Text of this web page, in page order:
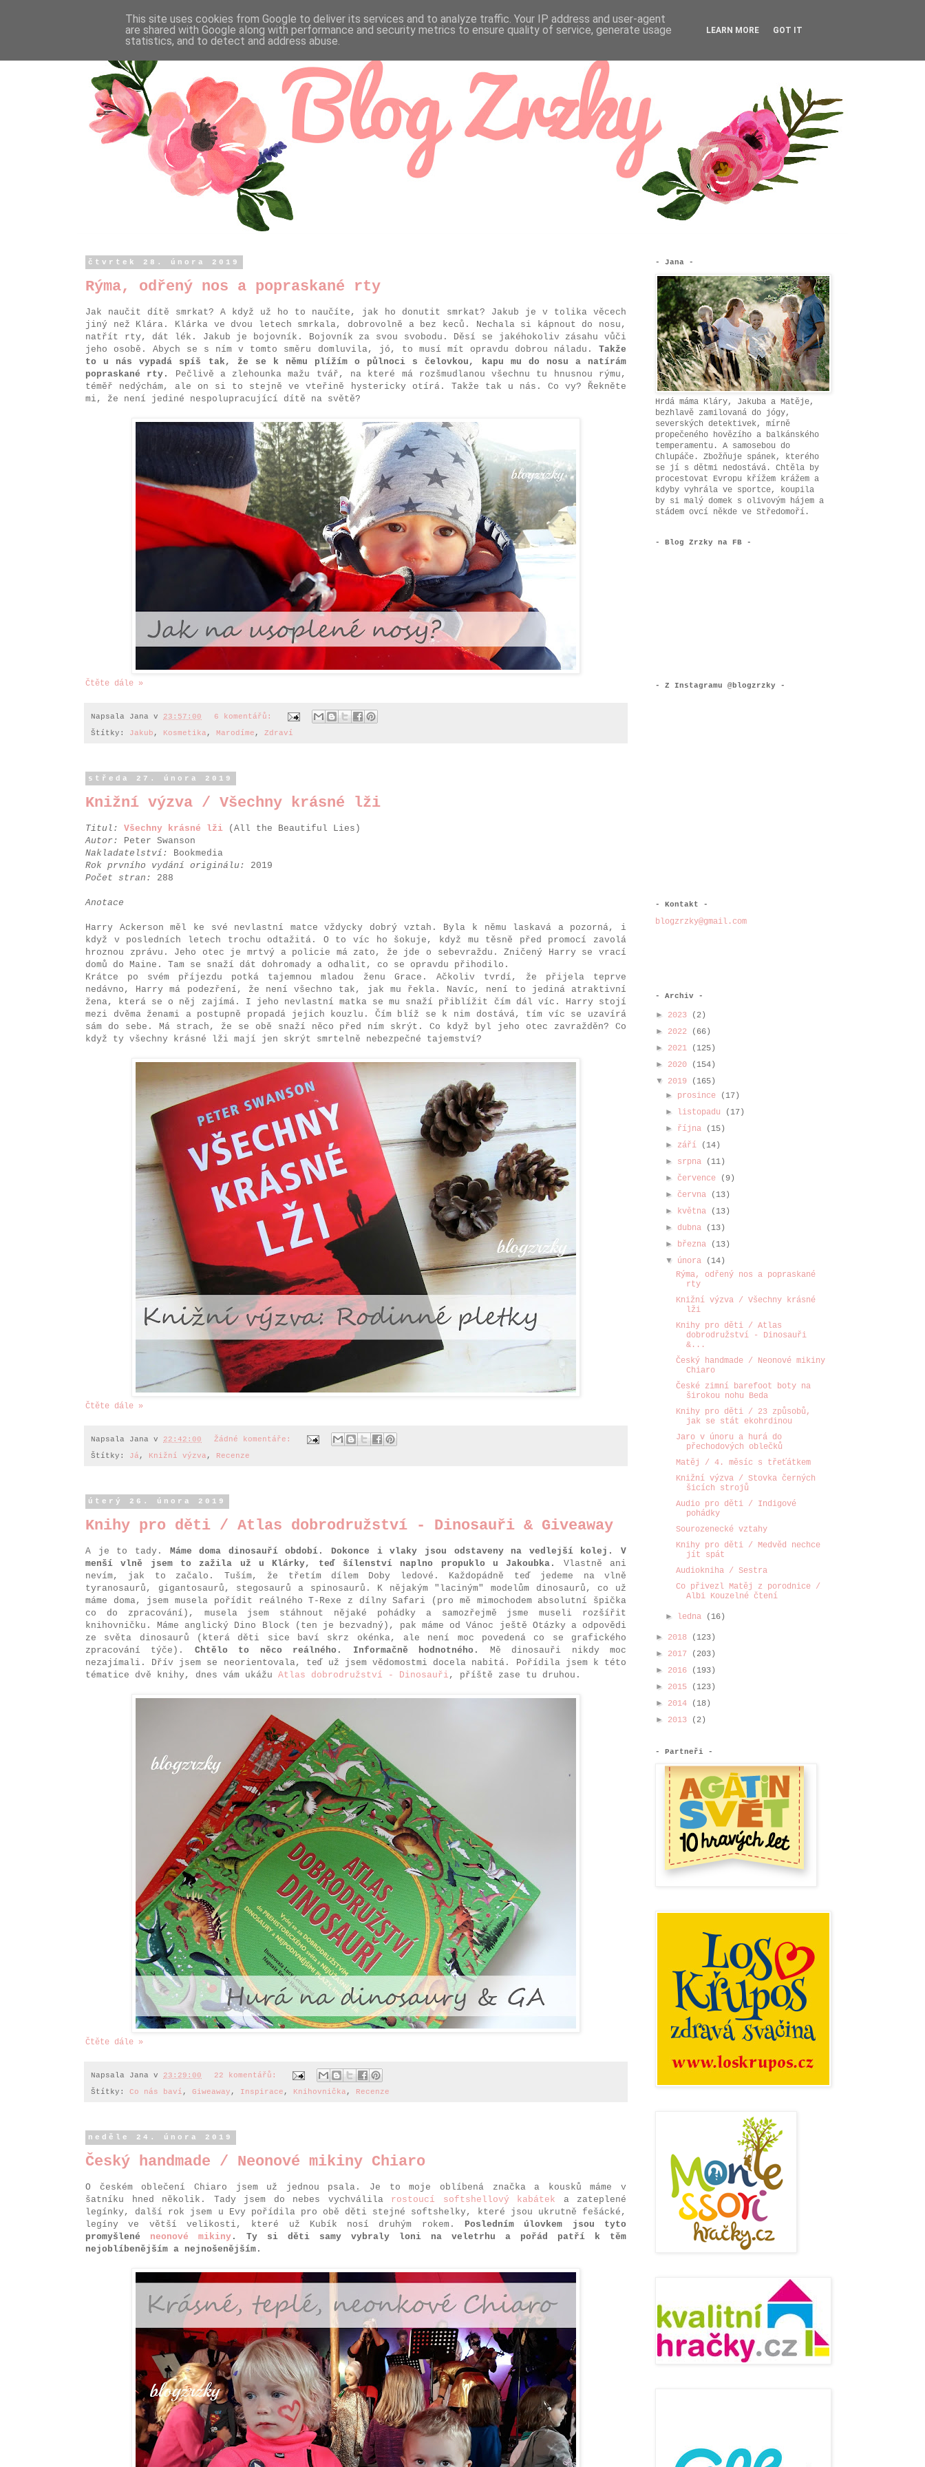
čtvrtek 28. února 2019
Rýma, odřený nos a popraskané rty
Jak naučit dítě smrkat? A když už ho to naučíte, jak ho donutit smrkat? Jakub je v tolika věcech
jiný než Klára. Klárka ve dvou letech smrkala, dobrovolně a bez keců. Nechala si kápnout do nosu,
natřít rty, dát lék. Jakub je bojovník. Bojovník za svou svobodu. Děsí se jakéhokoliv zásahu vůči
jeho osobě. Abych se s ním v tomto směru domluvila, jó, to musí mít opravdu dobrou náladu. Takže
to u nás vypadá spíš tak, že se k němu plížím o půlnoci s čelovkou, kapu mu do nosu a natírám
popraskané rty.
Pečlivě a zlehounka mažu tvář, na které má rozšmudlanou všechnu tu hnusnou rýmu,
téměř nedýchám, ale on si to stejně ve vteřině hystericky otírá. Takže tak u nás. Co vy? Řekněte
mi, že není jediné nespolupracující dítě na světě?
Čtěte dále »
Napsala Jana v 23:57:00
6 komentářů:
Štítky: Jakub , Kosmetika , Marodíme , Zdraví
středa 27. února 2019
Knižní výzva / Všechny krásné lži
Titul: Všechny krásné lži (All the Beautiful Lies)
Autor:
Peter Swanson
Nakladatelství:
Bookmedia
Rok prvního vydání originálu: 2019
Počet stran: 288
Anotace
Harry Ackerson měl ke své nevlastní matce vždycky dobrý vztah. Byla k němu laskavá a pozorná, i
když v posledních letech trochu odtažitá. O to víc ho šokuje, když mu těsně před promocí zavolá
hroznou zprávu. Jeho otec je mrtvý a policie má zato, že jde o sebevraždu. Zničený Harry se vrací
domů do Maine. Tam se snaží dát dohromady a odhalit, co se opravdu přihodilo.
Krátce po svém příjezdu potká tajemnou mladou ženu Grace. Ačkoliv tvrdí, že přijela teprve
nedávno, Harry má podezření, že není všechno tak, jak mu řekla. Navíc, není to jediná atraktivní
žena, která se o něj zajímá. I jeho nevlastní matka se mu snaží přiblížit čím dál víc. Harry stojí
mezi dvěma ženami a postupně propadá jejich kouzlu. Čím blíž se k nim dostává, tím víc se uzavírá
sám do sebe. Má strach, že se obě snaží něco před ním skrýt. Co když byl jeho otec zavražděn? Co
když ty všechny krásné lži mají jen skrýt smrtelně nebezpečné tajemství?
Čtěte dále »
Napsala Jana v 22:42:00
Žádné komentáře:
Štítky: Já , Knižní výzva , Recenze
úterý 26. února 2019
Knihy pro děti / Atlas dobrodružství - Dinosauři & Giveaway
A je to tady.
Máme doma dinosauří období. Dokonce i vlaky jsou odstaveny na vedlejší kolej. V
menší vlně jsem to zažila už u Klárky, teď šílenství naplno propuklo u Jakoubka.
Vlastně ani
nevím, jak to začalo. Tuším, že třetím dílem Doby ledové. Každopádně teď jedeme na vlně
tyranosaurů, gigantosaurů, stegosaurů a spinosaurů. K nějakým "laciným" modelům dinosaurů, co už
máme doma, jsem musela pořídit reálného T-Rexe z dílny Safari (pro mě mimochodem absolutní špička
co do zpracování), musela jsem stáhnout nějaké pohádky a samozřejmě jsme museli rozšířit
knihovničku. Máme anglický Dino Block (ten je bezvadný), pak máme od Vánoc ještě Otázky a odpovědi
ze světa dinosaurů (která děti sice baví skrz okénka, ale není moc povedená co se grafického
zpracování týče). Chtělo to něco reálného. Informačně hodnotného.
Mě dinosauři nikdy moc
nezajímali. Dřív jsem se neorientovala, teď už jsem vědomostmi docela nabitá. Pořídila jsem k této
tématice dvě knihy, dnes vám ukážu Atlas dobrodružství - Dinosauři , příště zase tu druhou.
Čtěte dále »
Napsala Jana v 23:29:00
22 komentářů:
Štítky: Co nás baví , Giweaway , Inspirace , Knihovnička , Recenze
neděle 24. února 2019
Český handmade / Neonové mikiny Chiaro
O českém oblečení Chiaro jsem už jednou psala. Je to moje oblíbená značka a kousků máme v
šatníku hned několik. Tady jsem do nebes vychválila rostoucí softshellový kabátek a zateplené
legínky, další rok jsem u Evy pořídila pro obě děti stejné softshelky, které jsou ukrutně fešácké,
legíny ve větší velikosti, které už Kubík nosí druhým rokem.
Posledním úlovkem jsou tyto
promyšlené neonové mikiny . Ty si děti samy vybraly loni na veletrhu a pořád patří k těm
nejoblíbenějším a nejnošenějším.
- Jana -
Hrdá máma Kláry, Jakuba a Matěje,
bezhlavě zamilovaná do jógy,
severských detektivek, mírně
propečeného hovězího a balkánského
temperamentu. A samosebou do
Chlupáče. Zbožňuje spánek, kterého
se jí s dětmi nedostává. Chtěla by
procestovat Evropu křížem krážem a
kdyby vyhrála ve sportce, koupila
by si malý domek s olivovým hájem a
stádem ovcí někde ve Středomoří.
- Blog Zrzky na FB -
- Z Instagramu @blogzrzky -
- Kontakt -
blogzrzky@gmail.com
- Archiv -
► 2023
(2)
► 2022
(66)
► 2021
(125)
► 2020
(154)
▼ 2019
(165)
► prosince
(17)
►
listopadu
(17)
► října
(15)
► září
(14)
► srpna
(11)
► července
(9)
► června
(13)
► května
(13)
► dubna
(13)
► března
(13)
▼ února
(14)
Rýma, odřený nos a popraskané
rty
Knižní výzva / Všechny krásné
lži
Knihy pro děti / Atlas
dobrodružství - Dinosauři
&...
Český handmade / Neonové mikiny
Chiaro
České zimní barefoot boty na
širokou nohu Beda
Knihy pro děti / 23 způsobů,
jak se stát ekohrdinou
Jaro v únoru a hurá do
přechodových oblečků
Matěj / 4. měsíc s třeťátkem
Knižní výzva / Stovka černých
šicích strojů
Audio pro děti / Indigové
pohádky
Sourozenecké vztahy
Knihy pro děti / Medvěd nechce
jít spát
Audiokniha / Sestra
Co přivezl Matěj z porodnice /
Albi Kouzelné čtení
► ledna (16)
► 2018
(123)
► 2017
(203)
► 2016
(193)
► 2015
(123)
► 2014
(18)
► 2013 (2)
- Partneři -
This site uses cookies from Google to deliver its services and to analyze traffic. Your IP address and user-agent
are shared with Google along with performance and security metrics to ensure quality of service, generate usage
statistics, and to detect and address abuse.
LEARN MORE GOT IT